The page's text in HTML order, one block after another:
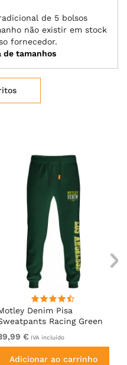
de 5 bolsos
não existir em stock
fornecedor.
de tamanhos
Denim Pisa
Racing Green
€ IVA incluído
Adicionar ao carrinho